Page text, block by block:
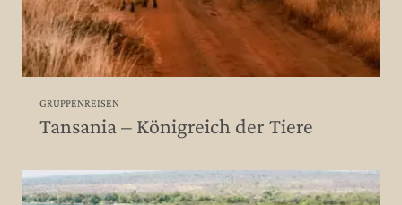
GRUPPENREISEN
Tansania – Königreich der Tiere